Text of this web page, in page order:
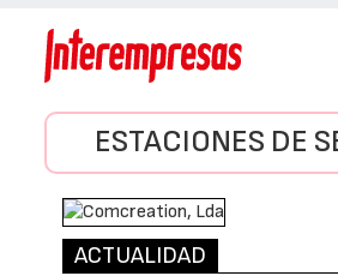
ESTACIONES DE
ACTUALIDAD